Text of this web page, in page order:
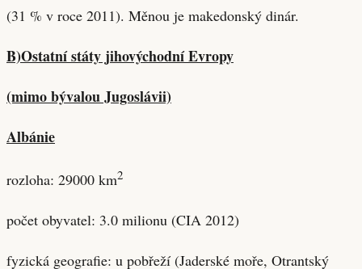
(31 % v roce 2011). Měnou je makedonský dinár.
B)Ostatní státy jihovýchodní Evropy
(mimo bývalou Jugoslávii)
Albánie
rozloha: 29000 km2
počet obyvatel: 3.0 milionu (CIA 2012)
fyzická geografie: u pobřeží (Jaderské moře, Otrantský